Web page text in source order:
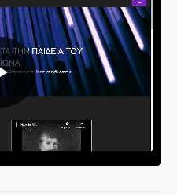
Αναπαραγωγή
βίντεο